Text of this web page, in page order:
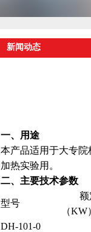
新闻动态
一、用途
本产品适用于大专
加热实验用。
二、主要技术参数
型号
额
（KW）
DH-101-0